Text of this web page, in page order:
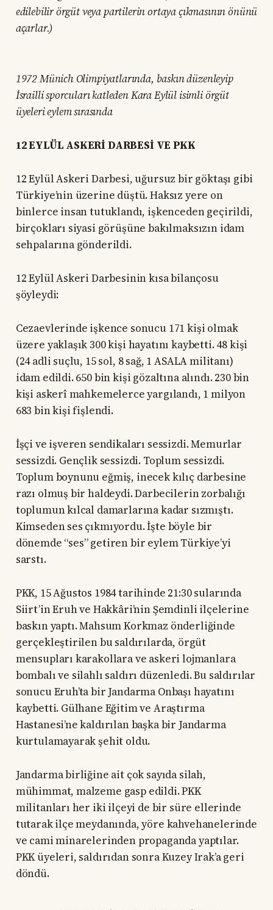
edilebilir örgüt veya partilerin ortaya çıkmasının önünü
açarlar.)
1972 Münich Olimpiyatlarında, baskın düzenleyip
İsrailli sporcuları katleden Kara Eylül isimli örgüt
üyeleri eylem sırasında
12 EYLÜL ASKERİ DARBESİ VE PKK
12 Eylül Askeri Darbesi, uğursuz bir göktaşı gibi
Türkiye’nin üzerine düştü. Haksız yere on
binlerce insan tutuklandı, işkenceden geçirildi,
birçokları siyasi görüşüne bakılmaksızın idam
sehpalarına gönderildi.
12 Eylül Askeri Darbesinin kısa bilançosu
şöyleydi:
Cezaevlerinde işkence sonucu 171 kişi olmak
üzere yaklaşık 300 kişi hayatını kaybetti. 48 kişi
(24 adli suçlu, 15 sol, 8 sağ, 1 ASALA militanı)
idam edildi. 650 bin kişi gözaltına alındı. 230 bin
kişi askerî mahkemelerce yargılandı, 1 milyon
683 bin kişi fişlendi.
İşçi ve işveren sendikaları sessizdi. Memurlar
sessizdi. Gençlik sessizdi. Toplum sessizdi.
Toplum boynunu eğmiş, inecek kılıç darbesine
razı olmuş bir haldeydi. Darbecilerin zorbalığı
toplumun kılcal damarlarına kadar sızmıştı.
Kimseden ses çıkmıyordu. İşte böyle bir
dönemde “ses” getiren bir eylem Türkiye’yi
sarstı.
PKK, 15 Ağustos 1984 tarihinde 21:30 sularında
Siirt’in Eruh ve Hakkâri’nin Şemdinli ilçelerine
baskın yaptı. Mahsum Korkmaz önderliğinde
gerçekleştirilen bu saldırılarda, örgüt
mensupları karakollara ve askeri lojmanlara
bombalı ve silahlı saldırı düzenledi. Bu saldırılar
sonucu Eruh’ta bir Jandarma Onbaşı hayatını
kaybetti. Gülhane Eğitim ve Araştırma
Hastanesi’ne kaldırılan başka bir Jandarma
kurtulamayarak şehit oldu.
Jandarma birliğine ait çok sayıda silah,
mühimmat, malzeme gasp edildi. PKK
militanları her iki ilçeyi de bir süre ellerinde
tutarak ilçe meydanında, yöre kahvehanelerinde
ve cami minarelerinden propaganda yaptılar.
PKK üyeleri, saldırıdan sonra Kuzey Irak’a geri
döndü.